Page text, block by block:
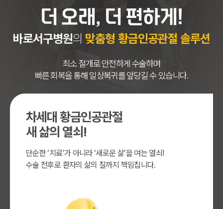
더 오래, 더 편하게!
바로서구병원의 맞춤형 황금인공관절 솔루션
최소 절개로 안전하게 수술하며
빠른 회복을 통해 일상복귀를 앞당길 수 있습니다.
차세대 황금인공관절
새 삶의 열쇠!
단순한 ‘치료’가 아니라 ‘새로운 삶’을 여는 열쇠!
수술 전후로 환자의 삶의 질까지 책임집니다.